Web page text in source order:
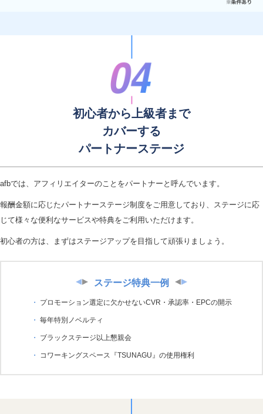
初心者から上級者まで
カバーする
パートナーステージ
afbでは、アフィリエイターのことをパートナーと呼んでいます。
報酬金額に応じたパートナーステージ制度をご用意しており、ステージに応
じて様々な便利なサービスや特典をご利用いただけます。
初心者の方は、まずはステージアップを目指して頑張りましょう。
ステージ特典一例
プロモーション選定に欠かせないCVR・承認率・EPCの開示
毎年特別ノベルティ
ブラックステージ以上懇親会
コワーキングスペース『TSUNAGU』の使用権利